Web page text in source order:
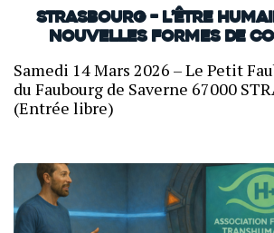
Strasbourg – L’être
nouvelles formes de
Samedi 14 Mars 2026 – Le Petit
du Faubourg de Saverne 67000
(Entrée libre)